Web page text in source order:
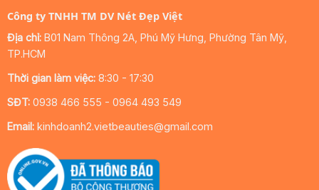
Công ty TNHH TM DV Nét Đẹp Việt
Địa chỉ: B01 Nam Thông 2A, Phú Mỹ Hưng, Phường Tân Mỹ,
TP.HCM
Thời gian làm việc:8:30 - 17:30
SĐT:0938 466 555 - 0964 493 549
Email:kinhdoanh2.vietbeauties@gmail.com